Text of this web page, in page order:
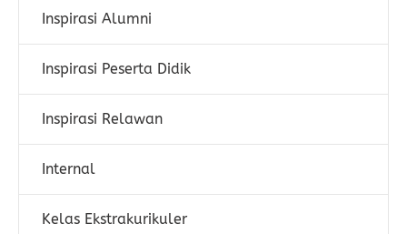
Inspirasi Alumni
Inspirasi Peserta Didik
Inspirasi Relawan
Internal
Kelas Ekstrakurikuler